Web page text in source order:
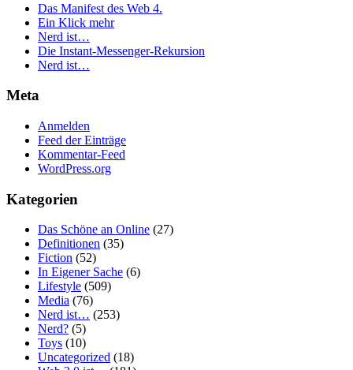
Das Manifest des Web 4.
Ein Klick mehr
Nerd ist…
Die Instant-Messenger-Rekursion
Nerd ist…
Meta
Anmelden
Feed der Einträge
Kommentar-Feed
WordPress.org
Kategorien
Das Schöne an Online (27)
Definitionen (35)
Fiction (52)
In Eigener Sache (6)
Lifestyle (509)
Media (76)
Nerd ist… (253)
Nerd? (5)
Toys (10)
Uncategorized (18)